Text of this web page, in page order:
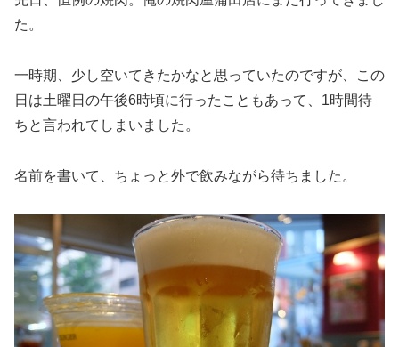
た。
一時期、少し空いてきたかなと思っていたのですが、この
日は土曜日の午後6時頃に行ったこともあって、1時間待
ちと言われてしまいました。
名前を書いて、ちょっと外で飲みながら待ちました。